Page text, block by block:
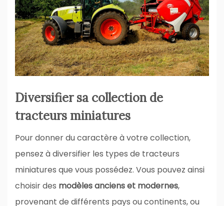
Diversifier sa collection de
tracteurs miniatures
Pour donner du caractère à votre collection,
pensez à diversifier les types de tracteurs
miniatures que vous possédez. Vous pouvez ainsi
choisir des modèles anciens et modernes,
provenant de différents pays ou continents, ou